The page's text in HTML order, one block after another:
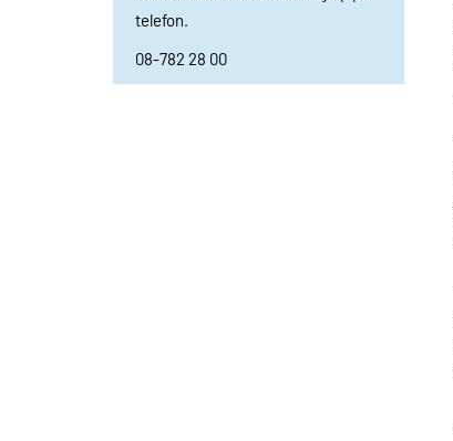
telefon.
08-782 28 00